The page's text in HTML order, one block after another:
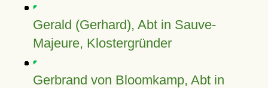
Gerald (Gerhard), Abt in Sauve-
Majeure, Klostergründer
Gerbrand von Bloomkamp, Abt in